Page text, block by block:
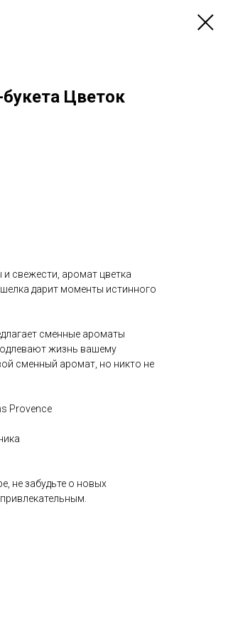
Цветок
свежести, аромат цветка
дарит моменты истинного
сменные ароматы
жизнь вашему
сменный аромат, но никто не
Provence
не забудьте о новых